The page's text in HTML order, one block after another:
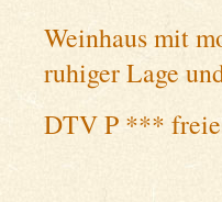
Weinhaus mit
ruhiger Lage
DTV P ***